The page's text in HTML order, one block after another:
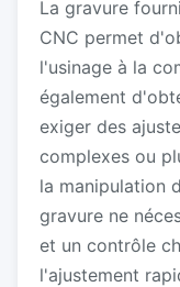
La gravure
CNC permet
l'usinage à la
également
exiger des
complexes ou
la manipulation
gravure ne
et un contrôle
l'ajustement